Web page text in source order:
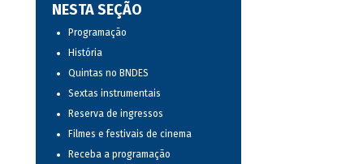
NESTA SEÇÃO
Programação
História
Quintas no BNDES
Sextas instrumentais
Reserva de ingressos
Filmes e festivais de cinema
Receba a programação